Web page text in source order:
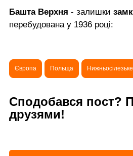
Башта Верхня - залишки
перебудована у 1936 році:
Європа Польща
Сподобався пост?
друзями!